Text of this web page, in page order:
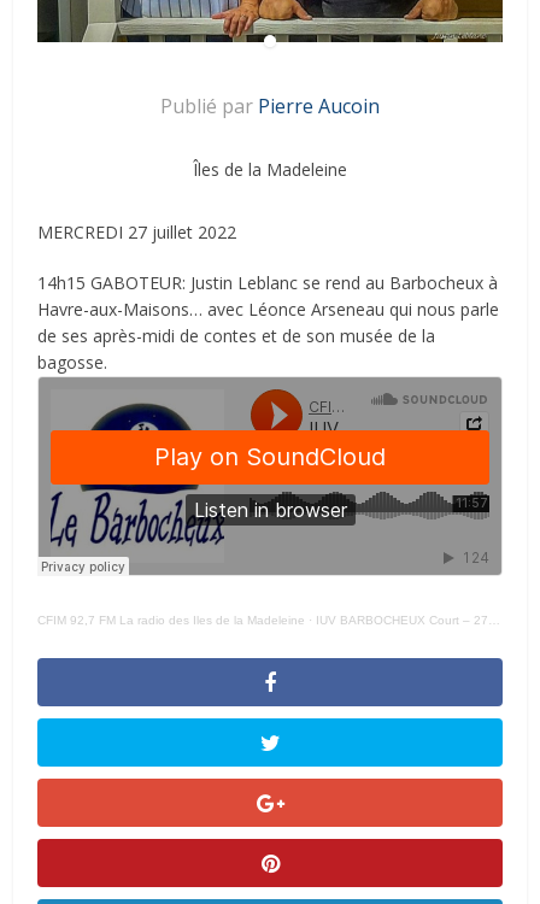
Publié par Pierre Aucoin
Îles de la Madeleine
MERCREDI 27 juillet 2022
14h15 GABOTEUR: Justin Leblanc se rend au Barbocheux à
Havre-aux-Maisons… avec Léonce Arseneau qui nous parle
de ses après-midi de contes et de son musée de la
bagosse.
CFIM 92,7 FM La radio des Iles de la Madeleine · IUV BARBOCHEUX Court – 27 JUILLET 2022 –